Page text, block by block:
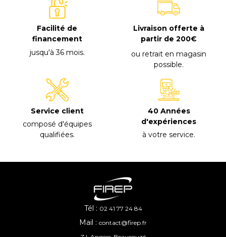
Facilité de
financement
jusqu'à 36 mois.
Livraison offerte à
partir de 200€
ou retrait en magasin
possible.
Service client
composé d'équipes
qualifiées.
40 Années
d'expériences
à votre service.
Tél : 02 41 77 24 84
Mail : contact@firep.fr